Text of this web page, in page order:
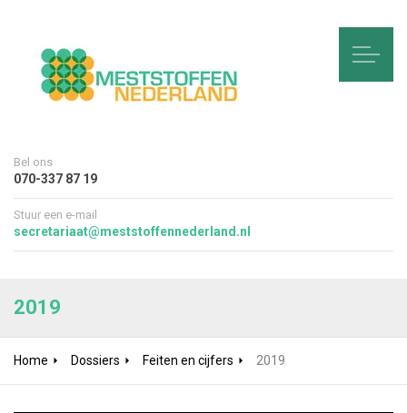
Bel ons
070-337 87 19
Stuur een e-mail
secretariaat@meststoffennederland.nl
2019
Home Dossiers Feiten en cijfers 2019